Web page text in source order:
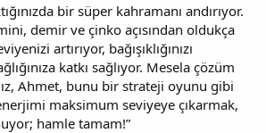
bir süper kahramanı andırıyor.
demir ve çinko açısından oldukça
artırıyor, bağışıklığınızı
katkı sağlıyor. Mesela çözüm
Ahmet, bunu bir strateji oyunu gibi
maksimum seviyeye çıkarmak,
hamle tamam!”